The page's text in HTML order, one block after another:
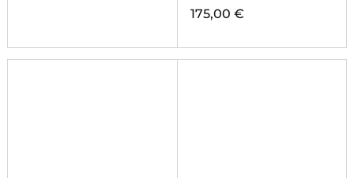
175,00 €